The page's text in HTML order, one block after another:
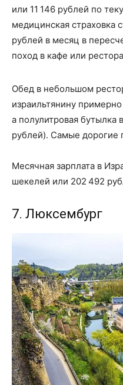
или 11 146 рублей по
медицинская страховка
рублей в месяц в
поход в кафе или
Обед в небольшом
израильтянину
а полулитровая бутылка
рублей). Самые дорогие
Месячная зарплата в
шекелей или 202 492
7. Люксембург